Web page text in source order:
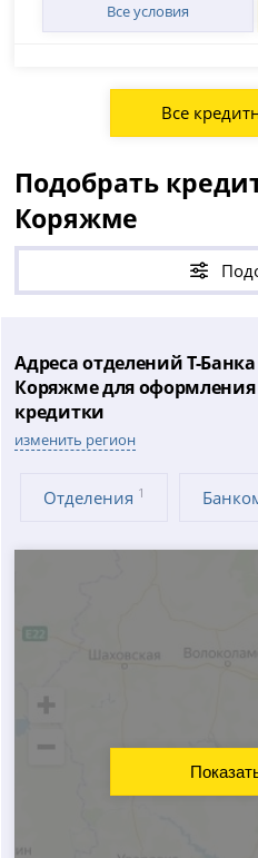
Все условия
Все
Подобрать
Коряжме
Адреса отделений Т-
Коряжме для оформления
кредитки
изменить регион
Отделения 1